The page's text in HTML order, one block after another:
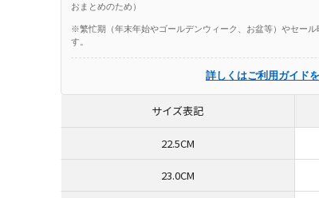
おまとめのため）
※繁忙期（年末年始やゴールデンウィーク、お盆等）やセー
す。
詳しくはご利用ガイド
サイズ表記
22.5CM
23.0CM